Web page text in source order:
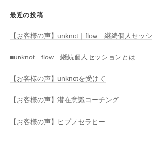
最近の投稿
【お客様の声】unknot｜flow 継続個人セッ
■unknot｜flow 継続個人セッションとは
【お客様の声】unknotを受けて
【お客様の声】潜在意識コーチング
【お客様の声】ヒプノセラピー